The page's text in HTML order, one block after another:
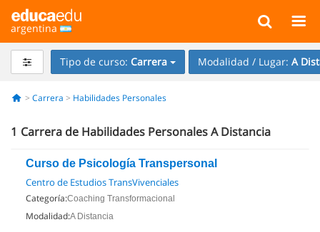
argentina
Tipo de curso: Carrera Modalidad / Lugar: A
Carrera Habilidades Personales
1 Carrera de Habilidades Personales A Distancia
Curso de Psicología Transpersonal
Centro de Estudios TransVivenciales
Categoría:Coaching Transformacional
Modalidad:A Distancia